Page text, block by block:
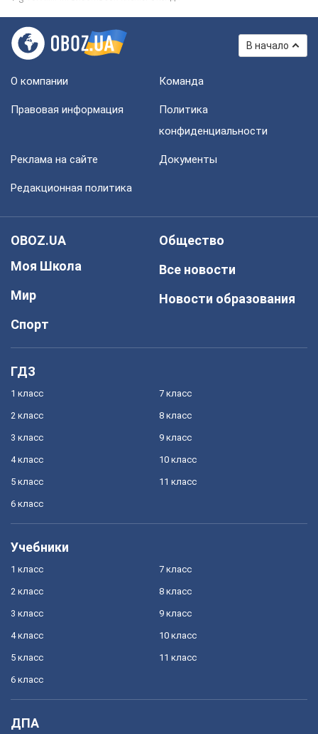
В начало
О компании Команда
Правовая информация
Политика
конфиденциальности
Реклама на сайте Документы
Редакционная политика
OBOZ.UA
Моя Школа
Мир
Спорт
Общество
Все новости
Новости образования
ГДЗ
1 класс
2 класс
3 класс
4 класс
5 класс
6 класс
7 класс
8 класс
9 класс
10 класс
11 класс
Учебники
1 класс
2 класс
3 класс
4 класс
5 класс
6 класс
7 класс
8 класс
9 класс
10 класс
11 класс
ДПА